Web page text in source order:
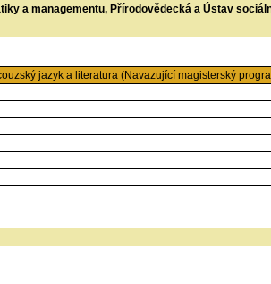
a managementu, Přírodovědecká a Ústav
jazyk a literatura (Navazující magisterský